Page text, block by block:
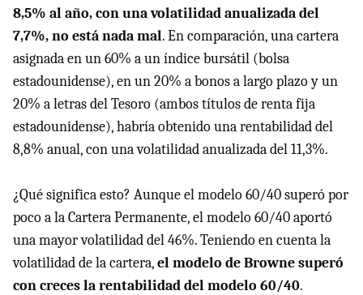
8,5% al año, con una volatilidad anualizada del
7,7%, no está nada mal. En comparación, una cartera
asignada en un 60% a un índice bursátil (bolsa
estadounidense), en un 20% a bonos a largo plazo y un
20% a letras del Tesoro (ambos títulos de renta fija
estadounidense), habría obtenido una rentabilidad del
8,8% anual, con una volatilidad anualizada del 11,3%.
¿Qué significa esto? Aunque el modelo 60/40 superó por
poco a la Cartera Permanente, el modelo 60/40 aportó
una mayor volatilidad del 46%. Teniendo en cuenta la
volatilidad de la cartera,el modelo de Browne superó
con creces la rentabilidad del modelo 60/40.